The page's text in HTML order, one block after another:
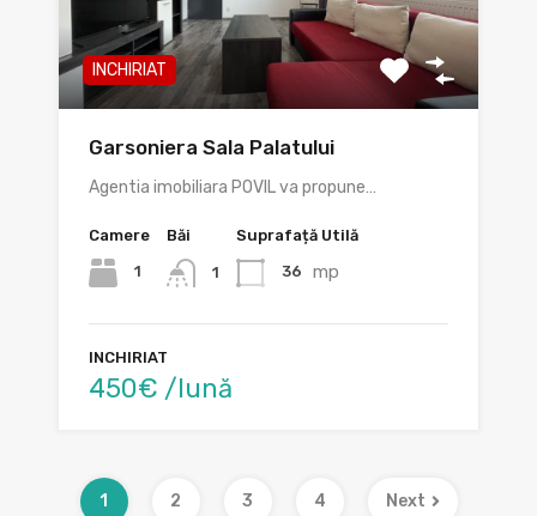
INCHIRIAT
Garsoniera Sala Palatului
Agentia imobiliara POVIL va propune…
Camere
1
Băi
1
Suprafață Utilă
36 mp
INCHIRIAT
450€ /lună
1 2 3 4 Next